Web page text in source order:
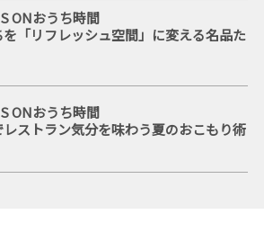
ONおうち時間
を「リフレッシュ空間」に変える名品た
ONおうち時間
レストラン気分を味わう夏のおこもり術